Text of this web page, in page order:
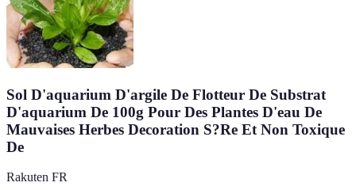
Sol D'aquarium D'argile De Flotteur De Substrat
D'aquarium De 100g Pour Des Plantes D'eau De
Mauvaises Herbes Decoration S?Re Et Non Toxique
De
Rakuten FR